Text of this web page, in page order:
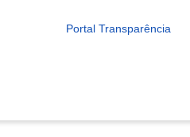
Portal Transparência